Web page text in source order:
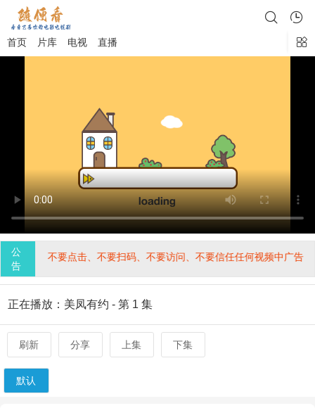
首页 片库 电视 直播
公
告
关。不要点击、不要扫码、不要访问、不要信任任何视频中广告、二
正在播放：美凤有约 - 第 1 集
刷新 分享 上集 下集
默认